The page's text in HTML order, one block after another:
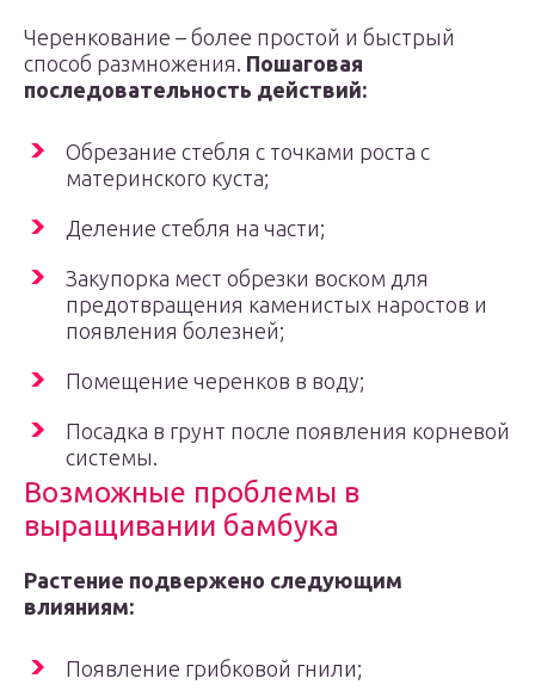
Черенкование – более простой и быстрый
способ размножения. Пошаговая
последовательность действий:
Обрезание стебля с точками роста с
материнского куста;
Деление стебля на части;
Закупорка мест обрезки воском для
предотвращения каменистых наростов и
появления болезней;
Помещение черенков в воду;
Посадка в грунт после появления корневой
системы.
Возможные проблемы в
выращивании бамбука
Растение подвержено следующим
влияниям:
Появление грибковой гнили;